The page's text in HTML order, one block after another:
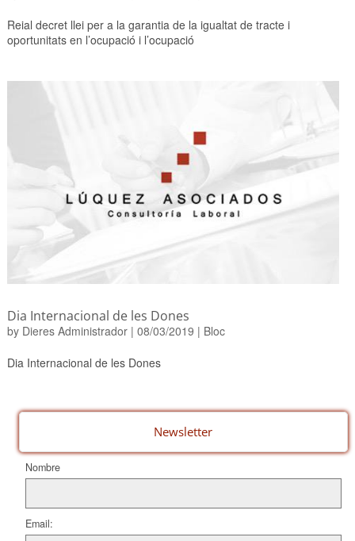
Reial decret llei per a la garantia de la igualtat de tracte i
oportunitats en l’ocupació i l’ocupació
Dia Internacional de les Dones
by Dieres Administrador| 08/03/2019 | Bloc
Dia Internacional de les Dones
Newsletter
Nombre
Email: